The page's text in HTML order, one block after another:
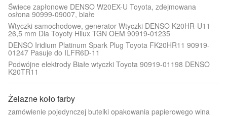
Świece zapłonowe DENSO W20EX-U Toyota, zdejmowana
osłona 90999-09007, białe
Wtyczki samochodowe, generator Wtyczki DENSO K20HR-U11
26,5 mm Dla Toyoty Hilux TGN OEM 90919-01235
DENSO Iridium Platinum Spark Plug Toyota FK20HR11 90919-
01247 Pasuje do ILFR6D-11
Podwójne elektrody Białe wtyczki Toyota 90919-01198 DENSO
K20TR11
Żelazne koło farby
zamówienie pojedynczej butelki opakowania papierowego wina